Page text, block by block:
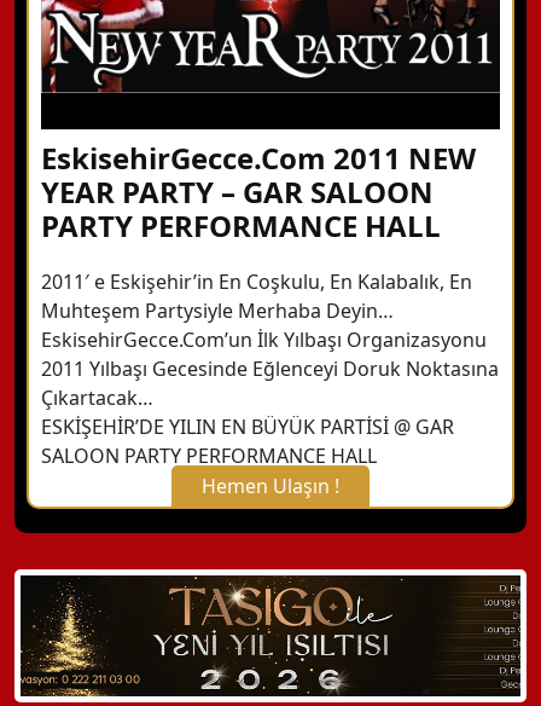
EskisehirGecce.Com 2011 NEW
YEAR PARTY – GAR SALOON
PARTY PERFORMANCE HALL
2011′ e Eskişehir’in En Coşkulu, En Kalabalık, En
Muhteşem Partysiyle Merhaba Deyin…
EskisehirGecce.Com’un İlk Yılbaşı Organizasyonu
2011 Yılbaşı Gecesinde Eğlenceyi Doruk Noktasına
Çıkartacak…
ESKİŞEHİR’DE YILIN EN BÜYÜK PARTİSİ @ GAR
SALOON PARTY PERFORMANCE HALL
Hemen Ulaşın !
X Kapat
WhatsApp ile Bilgi Alın
Hemen Arayın